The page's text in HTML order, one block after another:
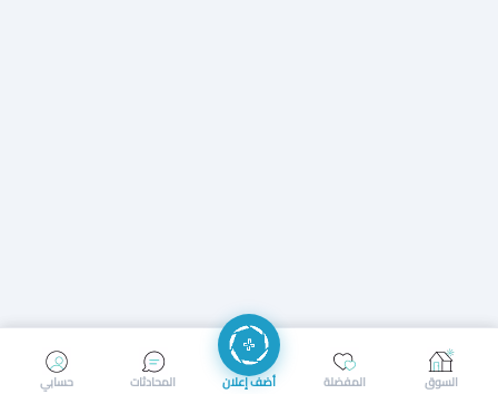
إرسال رسالة إجراء مكالمة
حسابي المحادثات أضف إعلان المفضلة السوق